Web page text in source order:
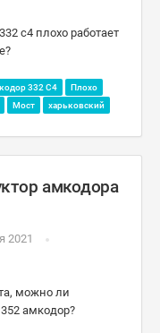
с4 плохо работает
332 С4
Плохо
Мост харьковский
амкодора
2021
можно ли
амкодор?